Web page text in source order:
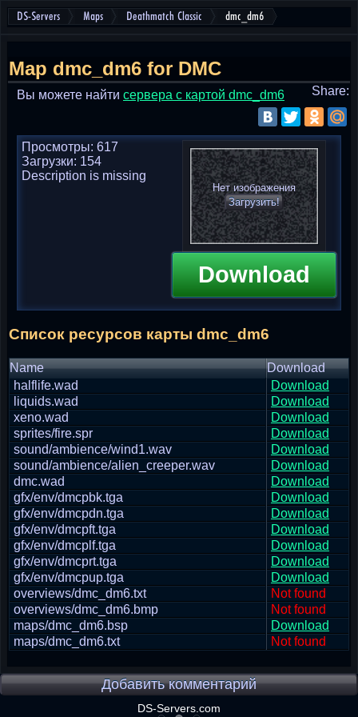
DS-Servers Maps Deathmatch Classic dmc_dm6
Map dmc_dm6 for DMC
Вы можете найти cервера с картой dmc_dm6 Share:
Нет изображения
Загрузить!
Download
Просмотры: 617
Загрузки: 154
Description is missing
Список ресурсов карты dmc_dm6
Name
Download
halflife.wad
Download
liquids.wad
Download
xeno.wad
Download
sprites/fire.spr
Download
sound/ambience/wind1.wav
Download
sound/ambience/alien_creeper.wav
Download
dmc.wad
Download
gfx/env/dmcpbk.tga
Download
gfx/env/dmcpdn.tga
Download
gfx/env/dmcpft.tga
Download
gfx/env/dmcplf.tga
Download
gfx/env/dmcprt.tga
Download
gfx/env/dmcpup.tga
Download
overviews/dmc_dm6.txt
Not found
overviews/dmc_dm6.bmp
Not found
maps/dmc_dm6.bsp
Download
maps/dmc_dm6.txt
Not found
Добавить комментарий
DS-Servers.com